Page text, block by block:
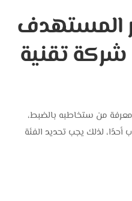
المستهدف
تقنية
من ستخاطبه بالضبط،
لذلك يجب تحديد الفئة